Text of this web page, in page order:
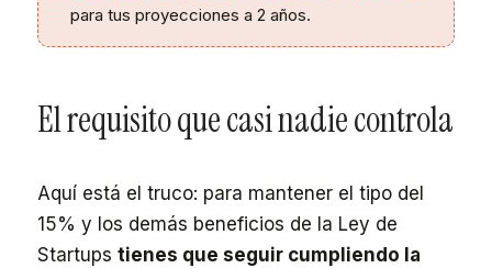
para tus proyecciones a 2 años.
El requisito que casi nadie controla
Aquí está el truco: para mantener el tipo del
15% y los demás beneficios de la Ley de
Startups tienes que seguir cumpliendo la